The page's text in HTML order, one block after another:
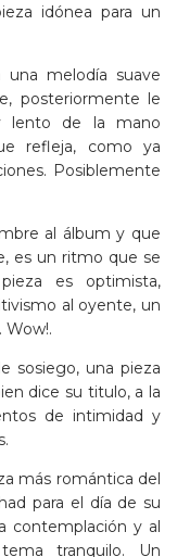
idónea para un
una melodía suave
posteriormente le
lento de la mano
refleja, como ya
Posiblemente
al álbum y que
es un ritmo que se
es optimista,
al oyente, un
sosiego, una pieza
dice su titulo, a la
de intimidad y
más romántica del
para el día de su
contemplación y al
tranquilo. Un